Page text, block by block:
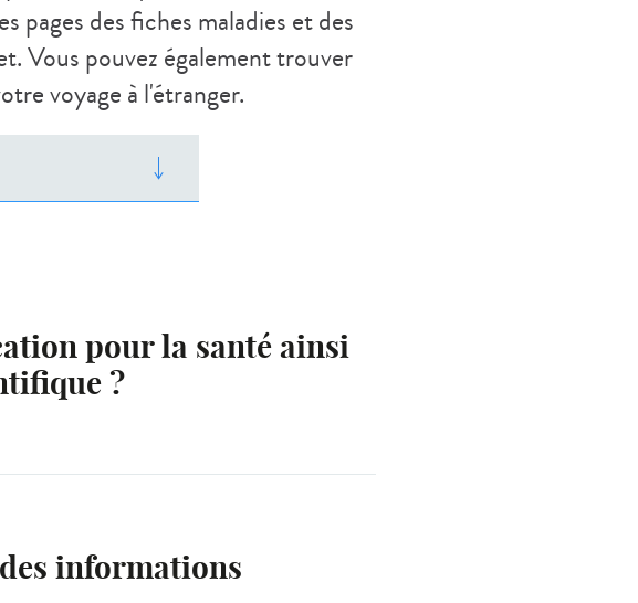
pages des fiches maladies et des
Vous pouvez également trouver
voyage à l'étranger.
pour la santé ainsi
?
informations